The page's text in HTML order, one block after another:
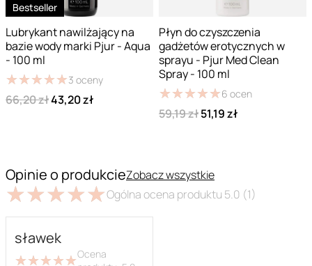
Bestseller
Lubrykant nawilżający na
bazie wody marki Pjur - Aqua
- 100 ml
★★★★★
★★★★★3 oceny
66,20 zł43,20 zł
Płyn do czyszczenia
gadżetów erotycznych w
sprayu - Pjur Med Clean
Spray - 100 ml
★★★★★
★★★★★6 ocen
59,19 zł51,19 zł
Opinie o produkcieZobacz wszystkie
★★★★★
★★★★★Ogólna ocena produktu 5.0 (1)
sławek
★★★★★
★★★★★Ocena